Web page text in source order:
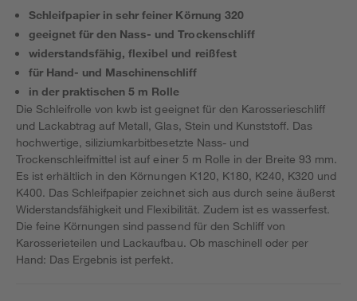
Schleifpapier in sehr feiner Körnung 320
geeignet für den Nass- und Trockenschliff
widerstandsfähig, flexibel und reißfest
für Hand- und Maschinenschliff
in der praktischen 5 m Rolle
Die Schleifrolle von kwb ist geeignet für den Karosserieschliff
und Lackabtrag auf Metall, Glas, Stein und Kunststoff. Das
hochwertige, siliziumkarbitbesetzte Nass- und
Trockenschleifmittel ist auf einer 5 m Rolle in der Breite 93 mm.
Es ist erhältlich in den Körnungen K120, K180, K240, K320 und
K400. Das Schleifpapier zeichnet sich aus durch seine äußerst
Widerstandsfähigkeit und Flexibilität. Zudem ist es wasserfest.
Die feine Körnungen sind passend für den Schliff von
Karosserieteilen und Lackaufbau. Ob maschinell oder per
Hand: Das Ergebnis ist perfekt.